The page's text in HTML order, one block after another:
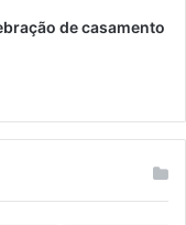
de casamento